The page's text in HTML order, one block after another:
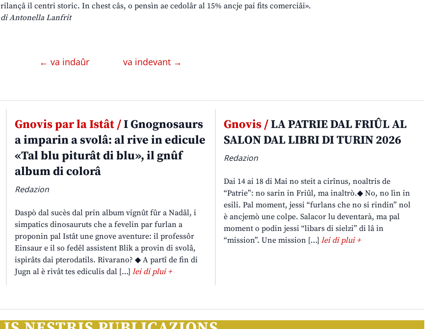
rilançâ il centri storic. In chest câs, o pensìn ae cedolâr al 15% ancje pai fits comerciâi».
di Antonella Lanfrit
← va indaûr va indevant →
Gnovis par la Istât /I Gnognosaurs
a imparin a svolâ: al rive in edicule
«Tal blu piturât di blu», il gnûf
album di colorâ
Redazion
Daspò dal sucès dal prin album vignût fûr a Nadâl, i
simpatics dinosauruts che a fevelin par furlan a
proponin pal Istât une gnove aventure: il professôr
Einsaur e il so fedêl assistent Blik a provin di svolâ,
ispirâts dai pterodatils. Rivarano? ◆ A partî de fin di
Jugn al è rivât tes ediculis dal […] lei di plui +
Gnovis /LA PATRIE DAL FRIÛL AL
SALON DAL LIBRI DI TURIN 2026
Redazion
Dai 14 ai 18 di Mai no steit a cirînus, noaltris de
“Patrie”: no sarin in Friûl, ma inaltrò.◆ No, no lìn in
esili. Pal moment, jessi “furlans che no si rindin” nol
è ancjemò une colpe. Salacor lu deventarà, ma pal
moment o podin jessi “libars di sielzi” di lâ in
“mission”. Une mission […]lei di plui +